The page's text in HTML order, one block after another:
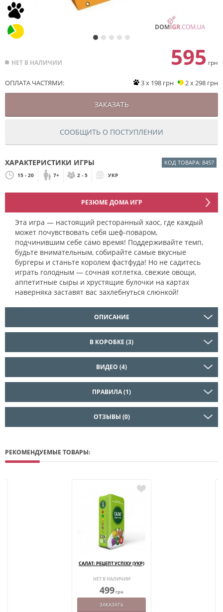
НЕТ В НАЛИЧИИ 595 грн
ОПЛАТА ЧАСТЯМИ: 3 x 198 грн 2 x 298 грн
ЗАКАЗАТЬ
СООБЩИТЬ О ПОСТУПЛЕНИИ
ХАРАКТЕРИСТИКИ ИГРЫ КОД ТОВАРА: 8457
15 - 20 7+ 2 - 5 УКР
РЕЗЮМЕ ДОМА ИГР
Эта игра — настоящий ресторанный хаос, где каждый
может почувствовать себя шеф-поваром,
подчинившим себе само время! Поддерживайте темп,
будьте внимательным, собирайте самые вкусные
бургеры и станьте королем фастфуда! Но не садитесь
играть голодным — сочная котлетка, свежие овощи,
аппетитные сыры и хрустящие булочки на картах
наверняка заставят вас захлебнуться слюнкой!
ОПИСАНИЕ
В КОРОБКЕ (3)
ВИДЕО (4)
ПРАВИЛА (1)
ОТЗЫВЫ (0)
РЕКОМЕНДУЕМЫЕ ТОВАРЫ:
САЛАТ: РЕЦЕПТ УСПІХУ (УКР)
НЕТ В НАЛИЧИИ
499грн
ЗАКАЗАТЬ